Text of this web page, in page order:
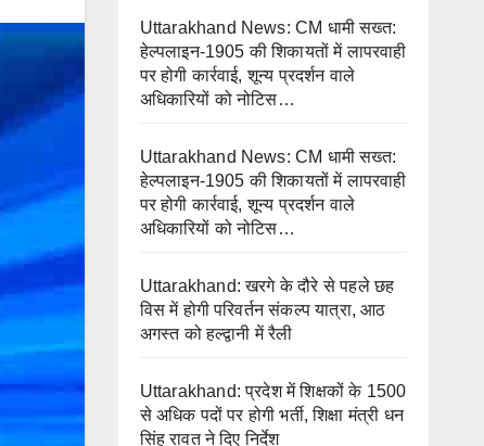
Uttarakhand News: CM धामी सख्त:
हेल्पलाइन-1905 की शिकायतों में लापरवाही
पर होगी कार्रवाई, शून्य प्रदर्शन वाले
अधिकारियों को नोटिस…
Uttarakhand News: CM धामी सख्त:
हेल्पलाइन-1905 की शिकायतों में लापरवाही
पर होगी कार्रवाई, शून्य प्रदर्शन वाले
अधिकारियों को नोटिस…
Uttarakhand: खरगे के दौरे से पहले छह
विस में होगी परिवर्तन संकल्प यात्रा, आठ
अगस्त को हल्द्वानी में रैली
Uttarakhand: प्रदेश में शिक्षकों के 1500
से अधिक पदों पर होगी भर्ती, शिक्षा मंत्री धन
सिंह रावत ने दिए निर्देश